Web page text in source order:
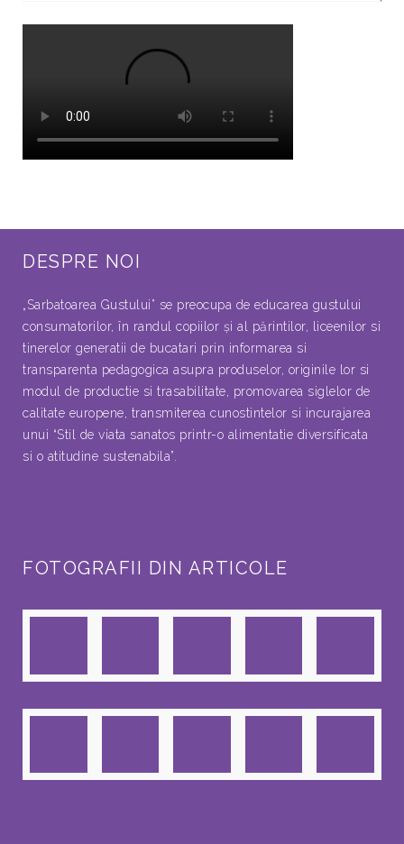
DESPRE NOI
„Sarbatoarea Gustului” se preocupa de educarea gustului
consumatorilor, în randul copiilor şi al părintilor, liceenilor si
tinerelor generatii de bucatari prin informarea si
transparenta pedagogica asupra produselor, originile lor si
modul de productie si trasabilitate, promovarea siglelor de
calitate europene, transmiterea cunostintelor si incurajarea
unui “Stil de viata sanatos printr-o alimentatie diversificata
si o atitudine sustenabila”.
FOTOGRAFII DIN ARTICOLE